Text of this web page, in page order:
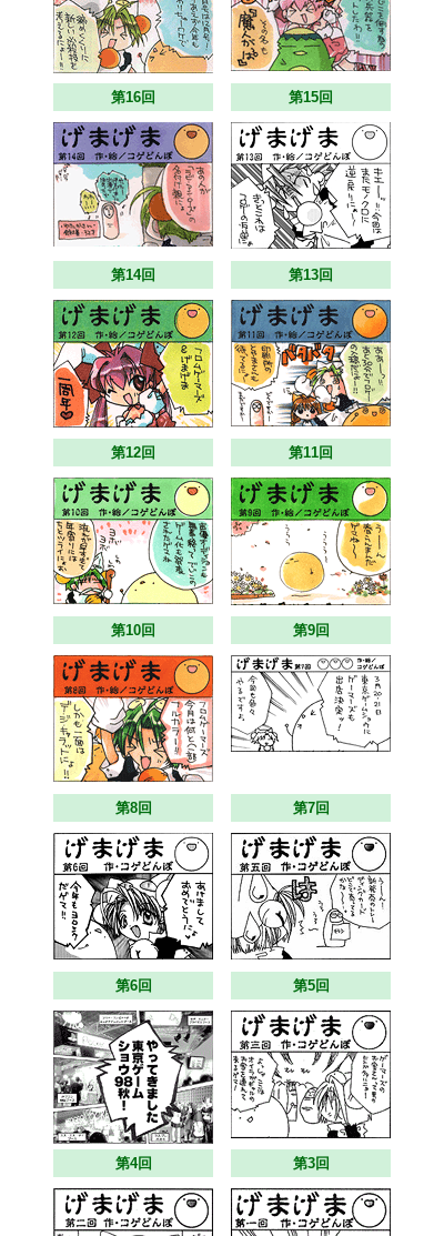
第16回 第15回
第14回 第13回
第12回 第11回
第10回 第9回
第8回 第7回
第6回 第5回
第4回 第3回